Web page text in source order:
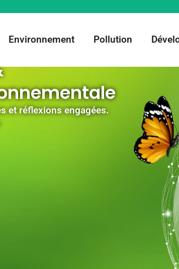
Environnement Pollution
et réflexions engagées.